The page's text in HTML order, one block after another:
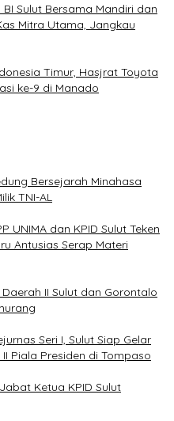
Sulut Bersama Mandiri dan
Mitra Utama, Jangkau
Timur, Hasjrat Toyota
ke-9 di Manado
Bersejarah Minahasa
TNI-AL
UNIMA dan KPID Sulut Teken
Antusias Serap Materi
II Sulut dan Gorontalo
Seri I, Sulut Siap Gelar
Piala Presiden di Tompaso
Ketua KPID Sulut